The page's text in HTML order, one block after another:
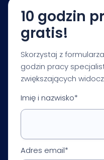
10 godzin
gratis!
Skorzystaj z
godzin pracy
zwiększających
Imię i nazwisko*
Adres email*